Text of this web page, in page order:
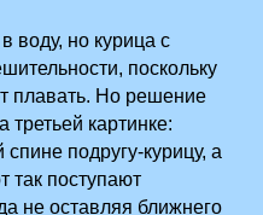
воду, но курица с
поскольку
плавать. Но решение
картинке:
подругу-курицу, а
так поступают
не оставляя ближнего